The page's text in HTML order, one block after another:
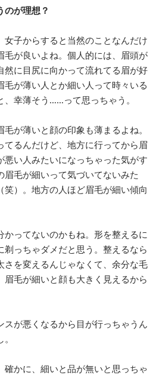
が理想？
子からすると当然のことなんだけ
毛が良いよね。個人的には、眉頭が
然に目尻に向かって流れてる眉が好
毛が薄い人とか細い人って時々いる
幸薄そう……って思っちゃう。
が薄いと顔の印象も薄まるよね。
てるんだけど、地方に行ってから眉
悪い人みたいになっちゃった気がす
眉毛が細いって気づいてないみた
笑）。地方の人ほど眉毛が細い傾向
ってないのかもね。形を整えるに
剃っちゃダメだと思う。整えるなら
さを変えるんじゃなくて、余分な毛
眉毛が細いと顔も大きく見えるから
が悪くなるから目が行っちゃうん
かに、細いと品が無いと思っちゃ